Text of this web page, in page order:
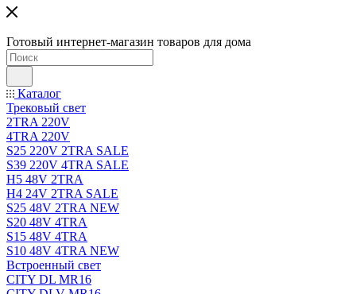
Готовый интернет-магазин товаров для дома
Каталог
Трековый свет
2TRA 220V
4TRA 220V
S25 220V 2TRA SALE
S39 220V 4TRA SALE
H5 48V 2TRA
H4 24V 2TRA SALE
S25 48V 2TRA NEW
S20 48V 4TRA
S15 48V 4TRA
S10 48V 4TRA NEW
Встроенный свет
CITY DL MR16